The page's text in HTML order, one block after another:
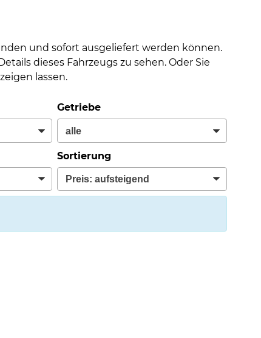
und sofort ausgeliefert werden können.
dieses Fahrzeugs zu sehen. Oder Sie
lassen.
Getriebe
Sortierung